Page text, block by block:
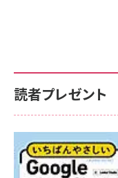
読者プレゼント
無料BIツ
ポータル
シュボー